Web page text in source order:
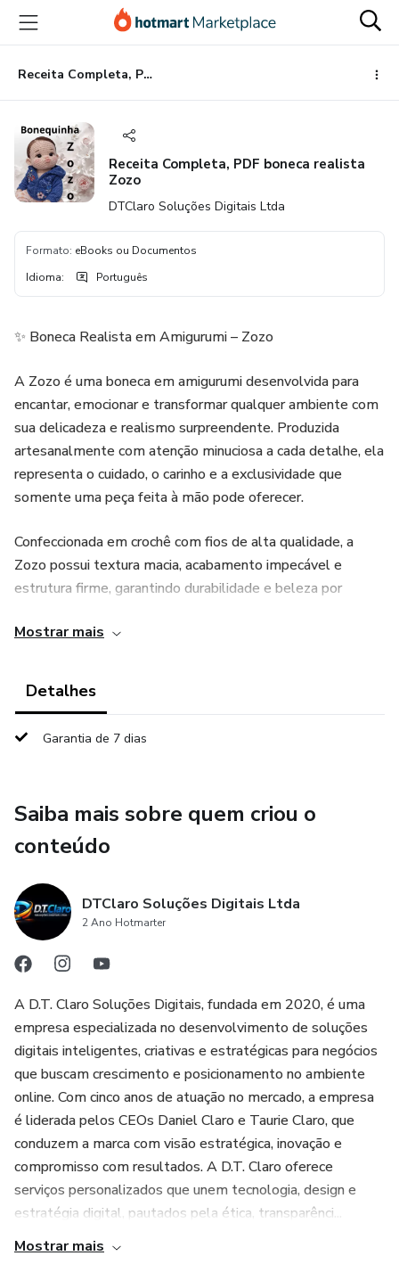
para
conteúdo
principal
para
pagamento
para
rodapé
Receita Completa, PDF boneca realista Zozo
Receita Completa, PDF boneca realista
Zozo
DTClaro Soluções Digitais Ltda
Formato: eBooks ou Documentos
Idioma: Português
✨ Boneca Realista em Amigurumi – Zozo
A Zozo é uma boneca em amigurumi desenvolvida para
encantar, emocionar e transformar qualquer ambiente com
sua delicadeza e realismo surpreendente. Produzida
artesanalmente com atenção minuciosa a cada detalhe, ela
representa o cuidado, o carinho e a exclusividade que
somente uma peça feita à mão pode oferecer.
Confeccionada em crochê com fios de alta qualidade, a
Zozo possui textura macia, acabamento impecável e
estrutura firme, garantindo durabilidade e beleza por
para transmitir uma expressão doce e delicada, com
em formato de biquinho, que traz ainda mais charme e
do rosto proporcionam um efeito extremamente realista,
visual natural e harmonioso, valorizando o estilo infantil e
sofisticado da boneca. A Zozo veste um conjunto
detalhado, com bordados delicados que agregam
exclusividade e elegância, além de uma calça confortável
com estampa suave e meias que completam o visual com
um toque aconchegante e cheio de estilo.
O enchimento é feito com fibra siliconada premium,
proporcionando maciez, sustentação e formato
estruturado, permitindo que a boneca mantenha sua
postura e beleza ao longo do tempo. Cada ponto é
produzido manualmente, tornando cada Zozo uma peça
exclusiva, com características únicas que valorizam ainda
mais o trabalho artesanal.
✨ Receita em PDF – Boneca Realista em Amigurumi Zozo
Zozo, um projeto desenvolvido especialmente para
Mostrar mais
Detalhes
Garantia de 7 dias
Saiba mais sobre quem criou o
conteúdo
DTClaro Soluções Digitais Ltda
2 Ano Hotmarter
A D.T. Claro Soluções Digitais, fundada em 2020, é uma
empresa especializada no desenvolvimento de soluções
digitais inteligentes, criativas e estratégicas para negócios
que buscam crescimento e posicionamento no ambiente
online. Com cinco anos de atuação no mercado, a empresa
é liderada pelos CEOs Daniel Claro e Taurie Claro, que
conduzem a marca com visão estratégica, inovação e
compromisso com resultados. A D.T. Claro oferece
serviços personalizados que unem tecnologia, design e
estratégia digital, pautados pela ética, transparênci...
Mostrar mais